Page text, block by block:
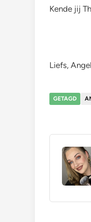
Kende jij
Liefs,
GETAGD